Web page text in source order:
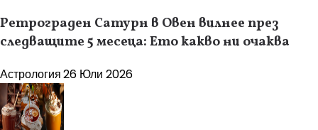
Ретрограден Сатурн в Овен вилнее през
следващите 5 месеца: Ето какво ни очаква
Астрология26 Юли 2026